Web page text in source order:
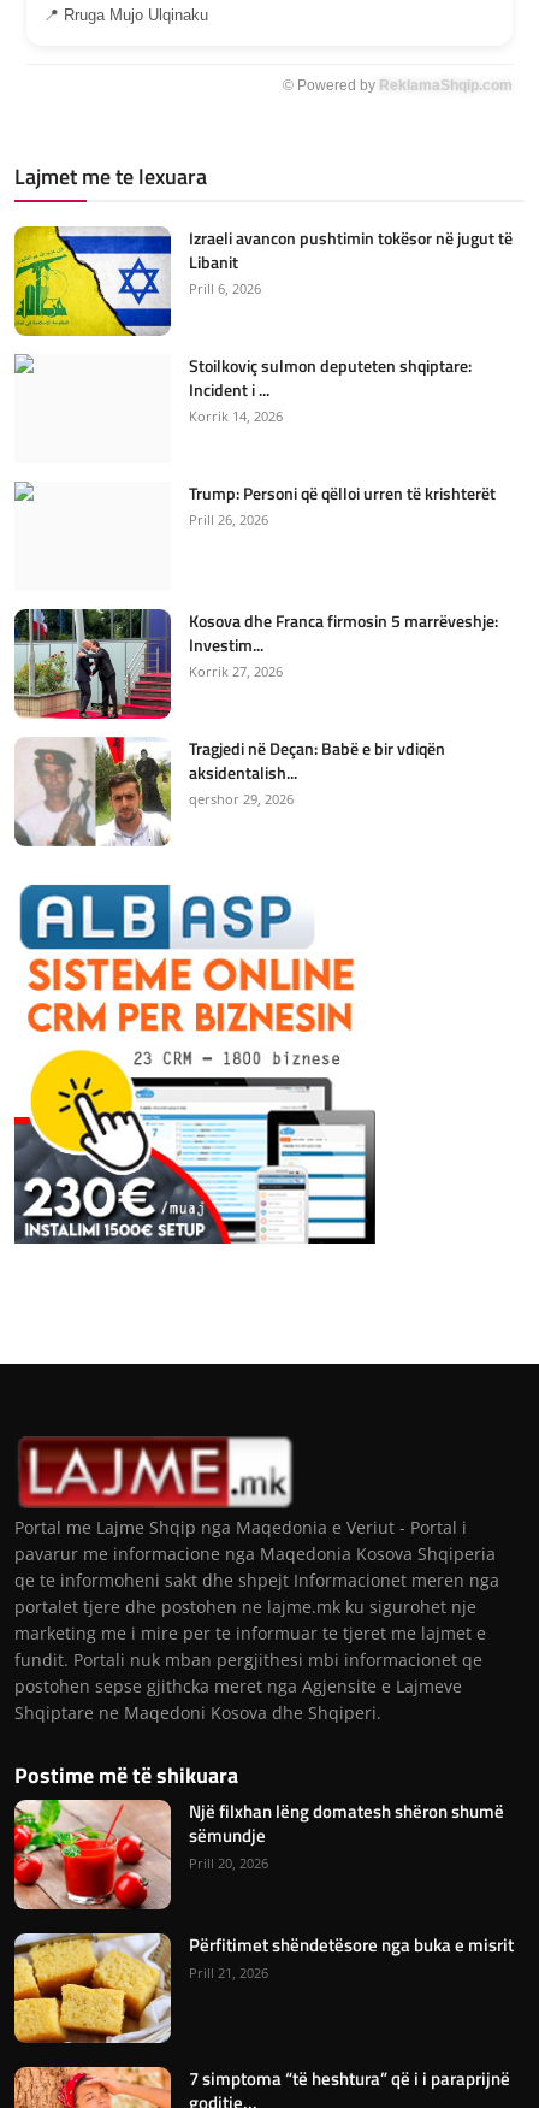
📍 Rruga Mujo Ulqinaku
© Powered by ReklamaShqip.com
Lajmet me te lexuara
Izraeli avancon pushtimin tokësor në jugut të
Libanit
Prill 6, 2026
Stoilkoviç sulmon deputeten shqiptare:
Incident i ...
Korrik 14, 2026
Trump: Personi që qëlloi urren të krishterët
Prill 26, 2026
Kosova dhe Franca firmosin 5 marrëveshje:
Investim...
Korrik 27, 2026
Tragjedi në Deçan: Babë e bir vdiqën
aksidentalish...
qershor 29, 2026
Portal me Lajme Shqip nga Maqedonia e Veriut - Portal i
pavarur me informacione nga Maqedonia Kosova Shqiperia
qe te informoheni sakt dhe shpejt Informacionet meren nga
portalet tjere dhe postohen ne lajme.mk ku sigurohet nje
marketing me i mire per te informuar te tjeret me lajmet e
fundit. Portali nuk mban pergjithesi mbi informacionet qe
postohen sepse gjithcka meret nga Agjensite e Lajmeve
Shqiptare ne Maqedoni Kosova dhe Shqiperi.
Postime më të shikuara
Një filxhan lëng domatesh shëron shumë
sëmundje
Prill 20, 2026
Përfitimet shëndetësore nga buka e misrit
Prill 21, 2026
7 simptoma “të heshtura” që i i paraprijnë
goditje...